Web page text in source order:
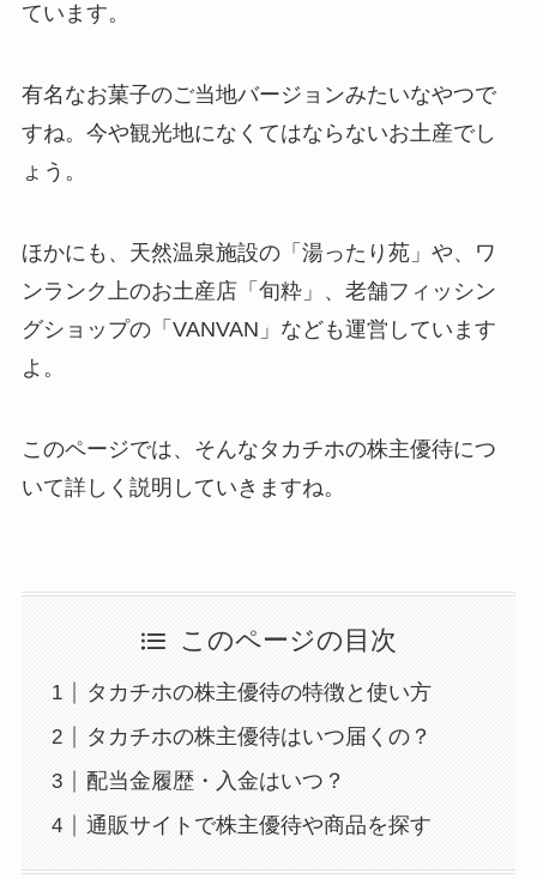
ています。
有名なお菓子のご当地バージョンみたいなやつで
すね。今や観光地になくてはならないお土産でし
ょう。
ほかにも、天然温泉施設の「湯ったり苑」や、ワ
ンランク上のお土産店「旬粋」、老舗フィッシン
グショップの「VANVAN」なども運営しています
よ。
このページでは、そんなタカチホの株主優待につ
いて詳しく説明していきますね。
このページの目次
タカチホの株主優待の特徴と使い方
タカチホの株主優待はいつ届くの？
配当金履歴・入金はいつ？
通販サイトで株主優待や商品を探す